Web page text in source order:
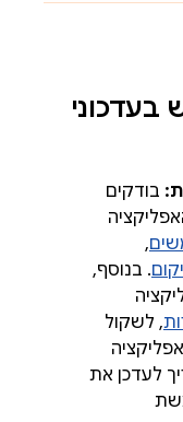
בודקים
,
. בנוסף,
, לשקול
לעדכן את